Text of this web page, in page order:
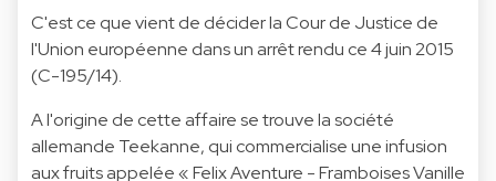
C'est ce que vient de décider la Cour de Justice de
l'Union européenne dans un arrêt rendu ce 4 juin 2015
(C-195/14).
A l'origine de cette affaire se trouve la société
allemande Teekanne, qui commercialise une infusion
aux fruits appelée « Felix Aventure - Framboises Vanille